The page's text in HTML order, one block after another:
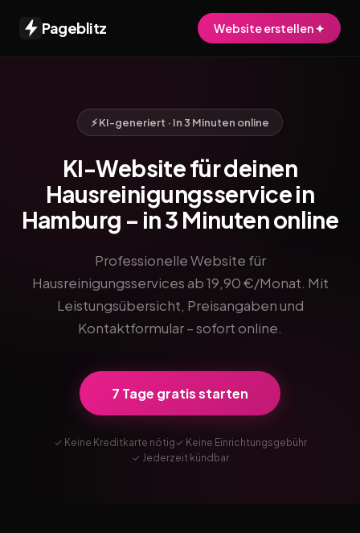
Pageblitz Website erstellen ✦
⚡ KI-generiert · In 3 Minuten online
KI-Website für deinen
Hausreinigungsservice in
Hamburg – in 3 Minuten online
Professionelle Website für
Hausreinigungsservices ab 19,90 €/Monat. Mit
Leistungsübersicht, Preisangaben und
Kontaktformular – sofort online.
7 Tage gratis starten
✓ Keine Kreditkarte nötig✓ Keine Einrichtungsgebühr
✓ Jederzeit kündbar